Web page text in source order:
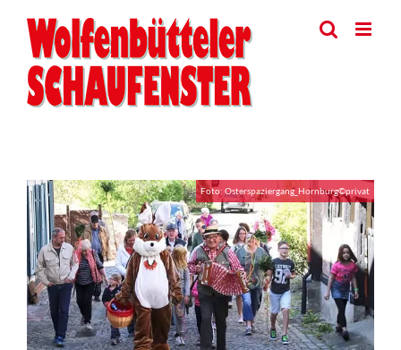
content
View
Larger
Image
Foto: Osterspaziergang_Hornburg©privat